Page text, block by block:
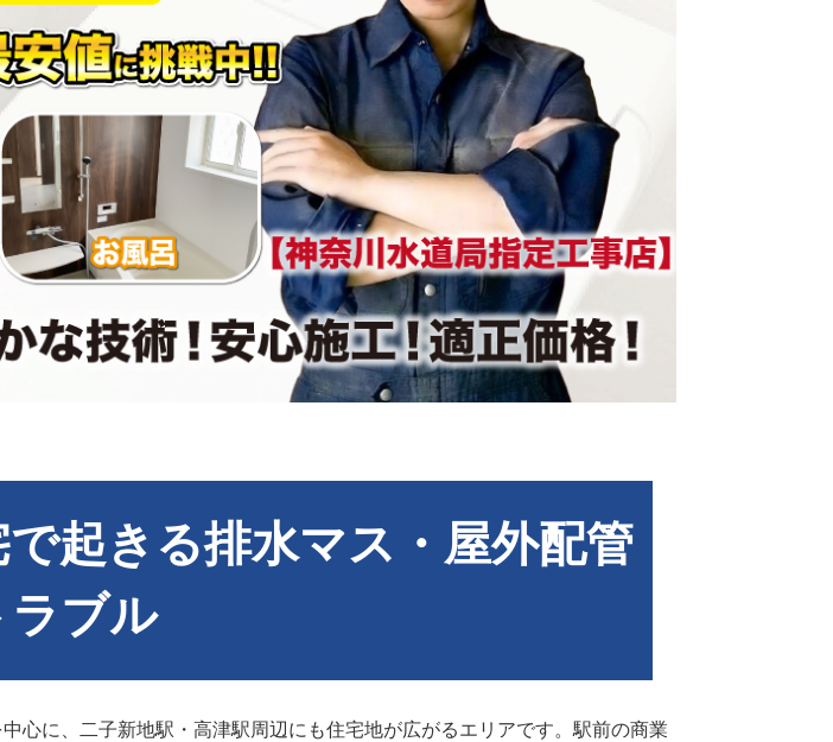
起きる排水マス・屋外配管
ラブル
心に、二子新地駅・高津駅周辺にも住宅地が広がるエリアです。駅前の商業